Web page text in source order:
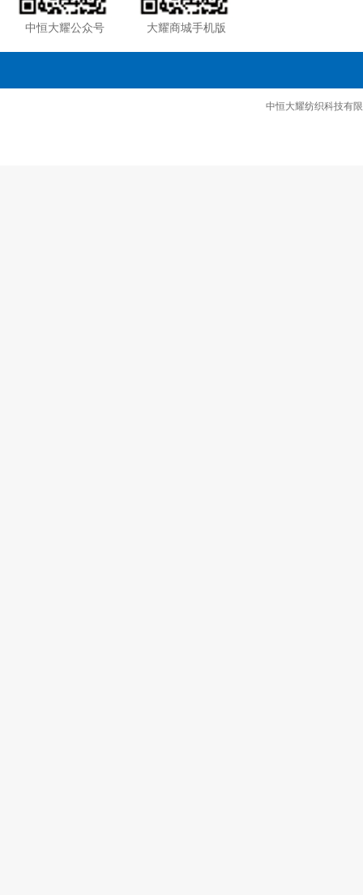
中恒大耀公众号 大耀商城手机版
中恒大耀纺织科技有